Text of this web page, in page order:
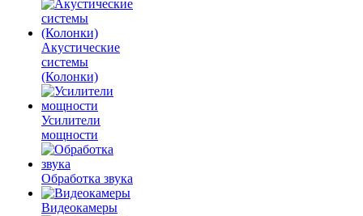
Акустические
системы
(Колонки)
Усилители
мощности
Обработка звука
Видеокамеры